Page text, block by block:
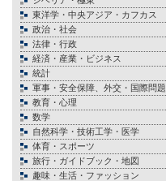
東洋学・中央アジア・カフカス
政治・社会
法律・行政
経済・産業・ビジネス
統計
軍事・安全保障、外交・国際問題
教育・心理
数学
自然科学・技術工学・医学
体育・スポーツ
旅行・ガイドブック・地図
趣味・生活・ファッション